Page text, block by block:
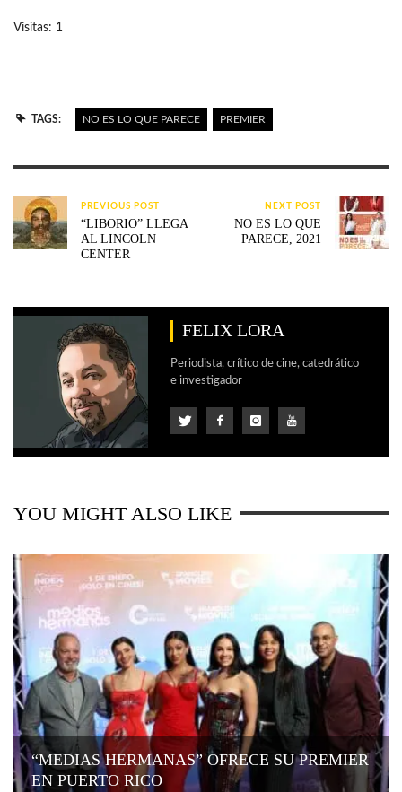
Visitas: 1
TAGS: NO ES LO QUE PARECE PREMIER
PREVIOUS POST
“LIBORIO” LLEGA
AL LINCOLN
CENTER
NEXT POST
NO ES LO QUE
PARECE, 2021
FELIX LORA
Periodista, crítico de cine, catedrático
e investigador
YOU MIGHT ALSO LIKE
“MEDIAS HERMANAS” OFRECE SU PREMIER
EN PUERTO RICO